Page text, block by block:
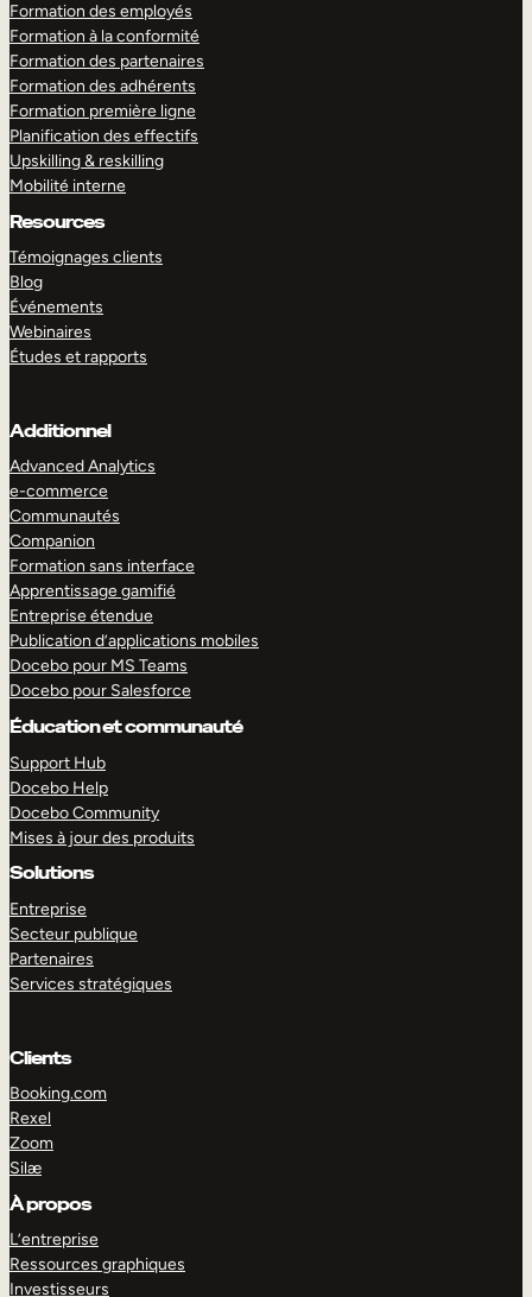
Formation des employés
Formation à la conformité
Formation des partenaires
Formation des adhérents
Formation première ligne
Planification des effectifs
Upskilling & reskilling
Mobilité interne
Resources
Témoignages clients
Blog
Événements
Webinaires
Études et rapports
Additionnel
Advanced Analytics
e-commerce
Communautés
Companion
Formation sans interface
Apprentissage gamifié
Entreprise étendue
Publication d’applications mobiles
Docebo pour MS Teams
Docebo pour Salesforce
Éducation et communauté
Support Hub
Docebo Help
Docebo Community
Mises à jour des produits
Solutions
Entreprise
Secteur publique
Partenaires
Services stratégiques
Clients
Booking.com
Rexel
Zoom
Silæ
À propos
L’entreprise
Ressources graphiques
Investisseurs